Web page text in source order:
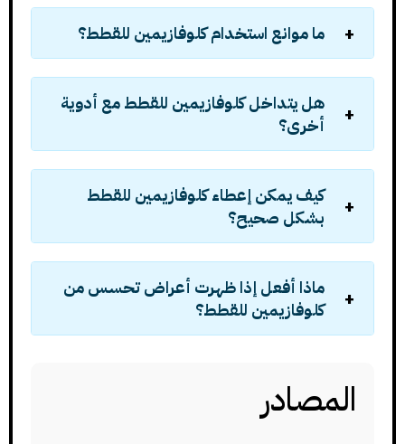
ما موانع استخدام كلوفازيمين للقطط؟
هل يتداخل كلوفازيمين للقطط مع أدوية
أخرى؟
كيف يمكن إعطاء كلوفازيمين للقطط
بشكل صحيح؟
ماذا أفعل إذا ظهرت أعراض تحسس من
كلوفازيمين للقطط؟
المصادر